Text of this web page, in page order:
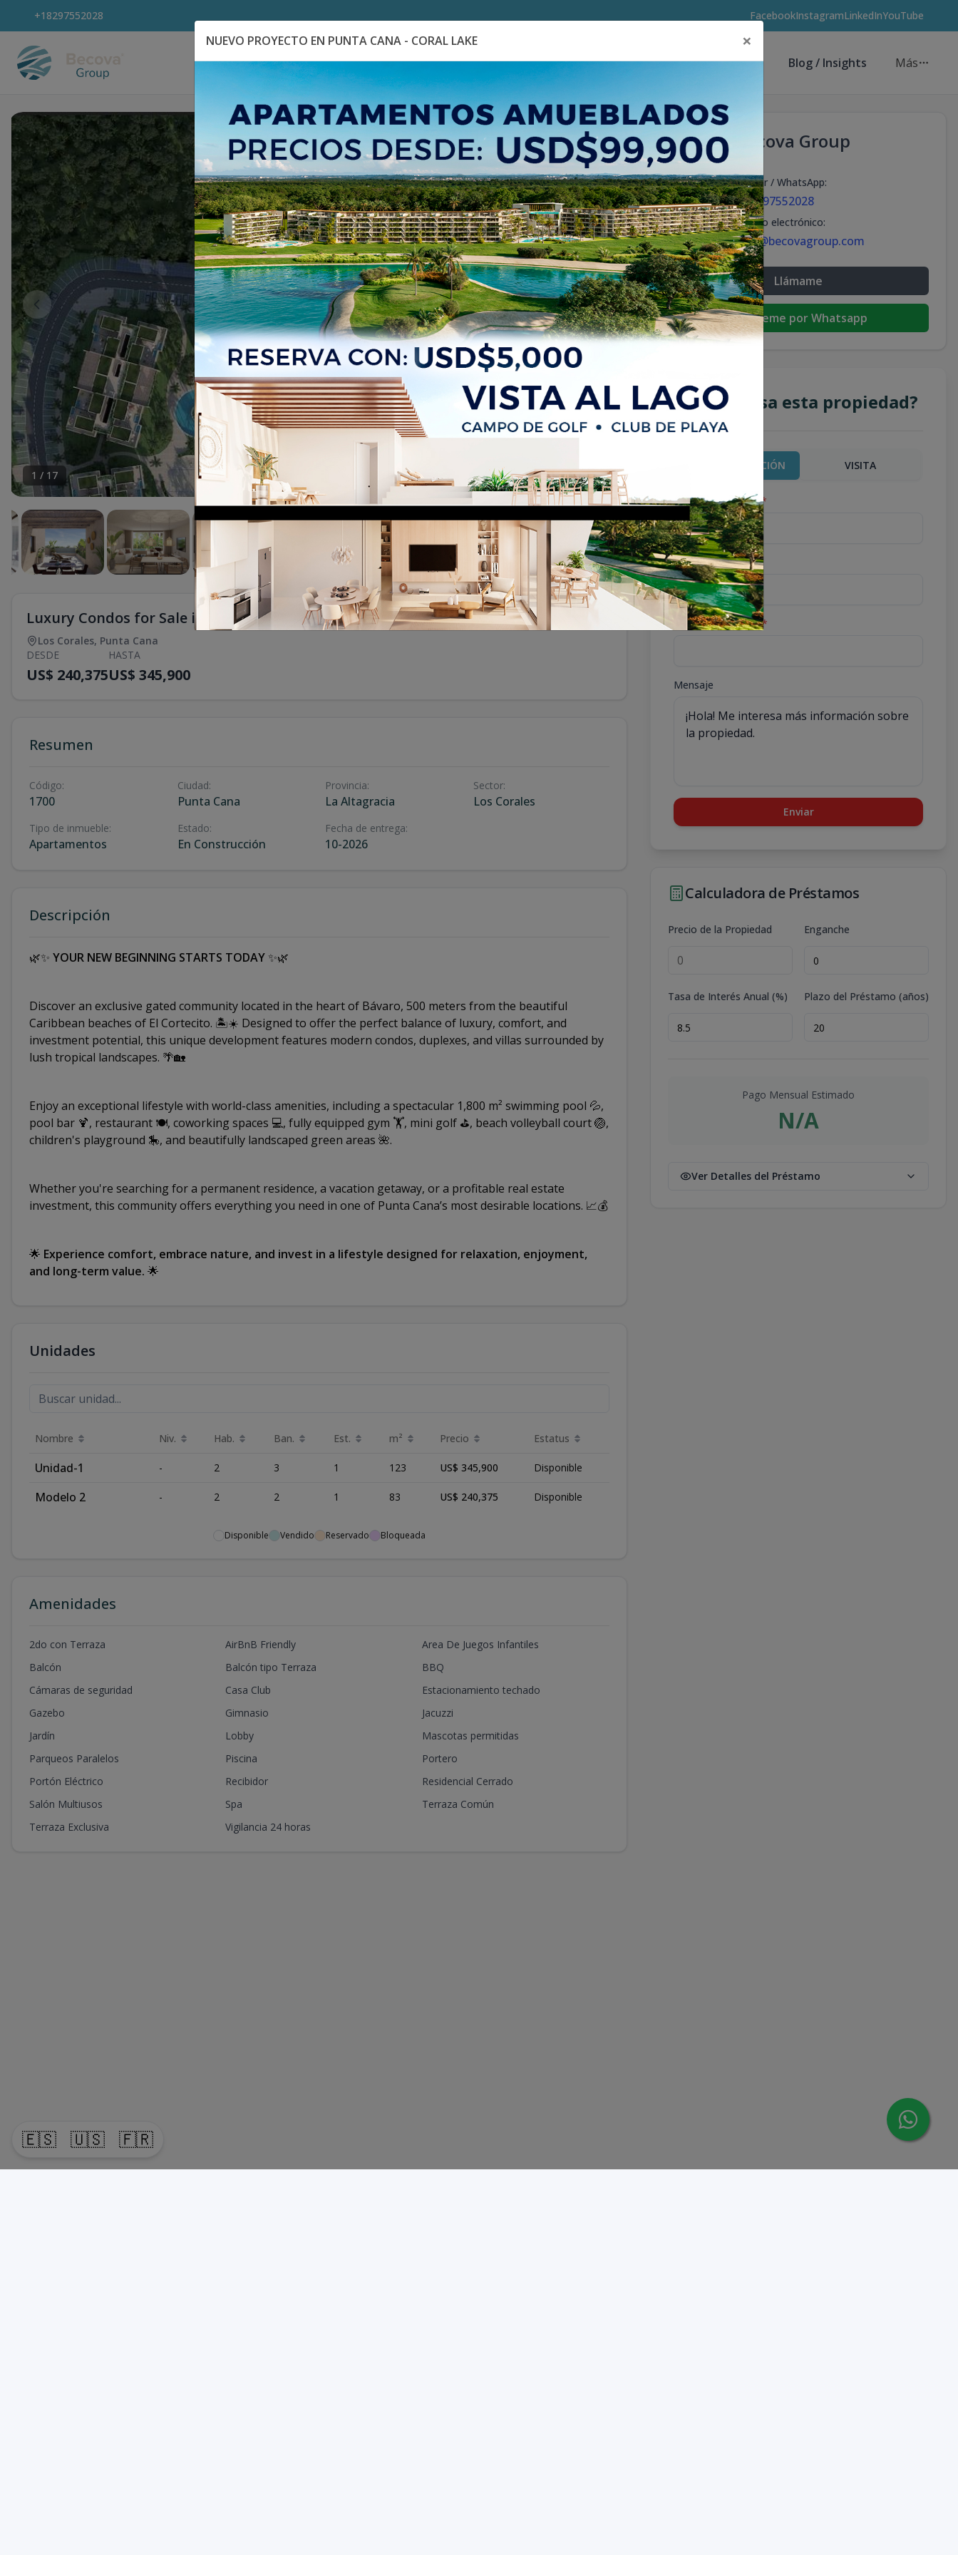
🇪🇸 🇺🇸 🇫🇷
+18297552028 FacebookInstagramLinkedInYouTube
Explora Propiedades Catálogo de Proyectos Guía de inversión Asesores de Inversión Blog / Insights Más
1 / 17
Luxury Condos for Sale in Bávaro, Punta Cana | Beachside Investment Opportunity
Los Corales, Punta Cana
DESDE
US$ 240,375
HASTA
US$ 345,900
Resumen
Código:
1700
Ciudad:
Punta Cana
Provincia:
La Altagracia
Sector:
Los Corales
Tipo de inmueble:
Apartamentos
Estado:
En Construcción
Fecha de entrega:
10-2026
Descripción
🌿✨ YOUR NEW BEGINNING STARTS TODAY ✨🌿
Discover an exclusive gated community located in the heart of Bávaro, 500 meters from the beautiful
Caribbean beaches of El Cortecito. 🏝️☀️ Designed to offer the perfect balance of luxury, comfort, and
investment potential, this unique development features modern condos, duplexes, and villas surrounded by
lush tropical landscapes. 🌴🏡
Enjoy an exceptional lifestyle with world-class amenities, including a spectacular 1,800 m² swimming pool 💦,
pool bar 🍹, restaurant 🍽️, coworking spaces 💻, fully equipped gym 🏋️, mini golf ⛳, beach volleyball court 🏐,
children's playground 🎠, and beautifully landscaped green areas 🌺.
Whether you're searching for a permanent residence, a vacation getaway, or a profitable real estate
investment, this community offers everything you need in one of Punta Cana’s most desirable locations. 📈💰
🌟 Experience comfort, embrace nature, and invest in a lifestyle designed for relaxation, enjoyment,
and long-term value. 🌟
Unidades
Nombre Niv. Hab. Ban. Est. m² Precio Estatus
Unidad-1 - 2 3 1 123 US$ 345,900 Disponible
Modelo 2 - 2 2 1 83 US$ 240,375 Disponible
Disponible Vendido Reservado Bloqueada
Amenidades
2do con Terraza AirBnB Friendly
Area De Juegos Infantiles
Balcón
Balcón tipo Terraza
BBQ
Cámaras de seguridad
Casa Club
Estacionamiento techado
Gazebo
Gimnasio
Jacuzzi
Jardín
Lobby
Mascotas permitidas
Parqueos Paralelos
Piscina
Portero
Portón Eléctrico
Recibidor
Residencial Cerrado
Salón Multiusos
Spa
Terraza Común
Terraza Exclusiva
Vigilancia 24 horas
Becova Group
Celular / WhatsApp:
+18297552028
Correo electrónico:
info@becovagroup.com
Llámame
Escribeme por Whatsapp
¿Te interesa esta propiedad?
MÁS INFORMACIÓN VISITA
Nombre completo*
Teléfono*
Correo Electrónico*
Mensaje
Enviar
Calculadora de Préstamos
Precio de la Propiedad Enganche
Tasa de Interés Anual (%) Plazo del Préstamo (años)
Pago Mensual Estimado
N/A
Ver Detalles del Préstamo
NUEVO PROYECTO EN PUNTA CANA - CORAL LAKE ×